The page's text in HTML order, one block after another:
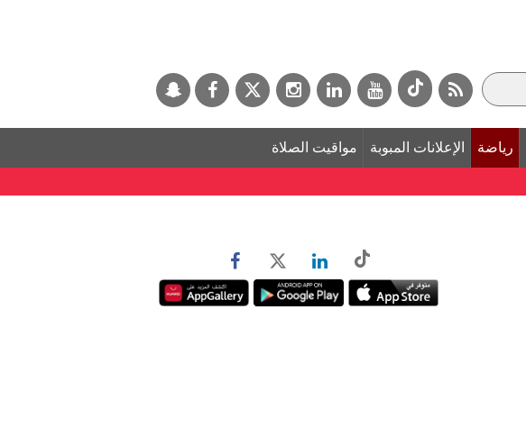
رياضة الإعلانات المبوبة مواقيت الصلاة